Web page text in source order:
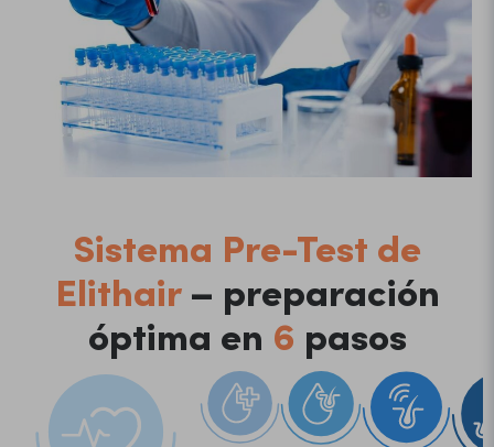
Sistema Pre-Test de
Elithair– preparación
óptima en 6 pasos